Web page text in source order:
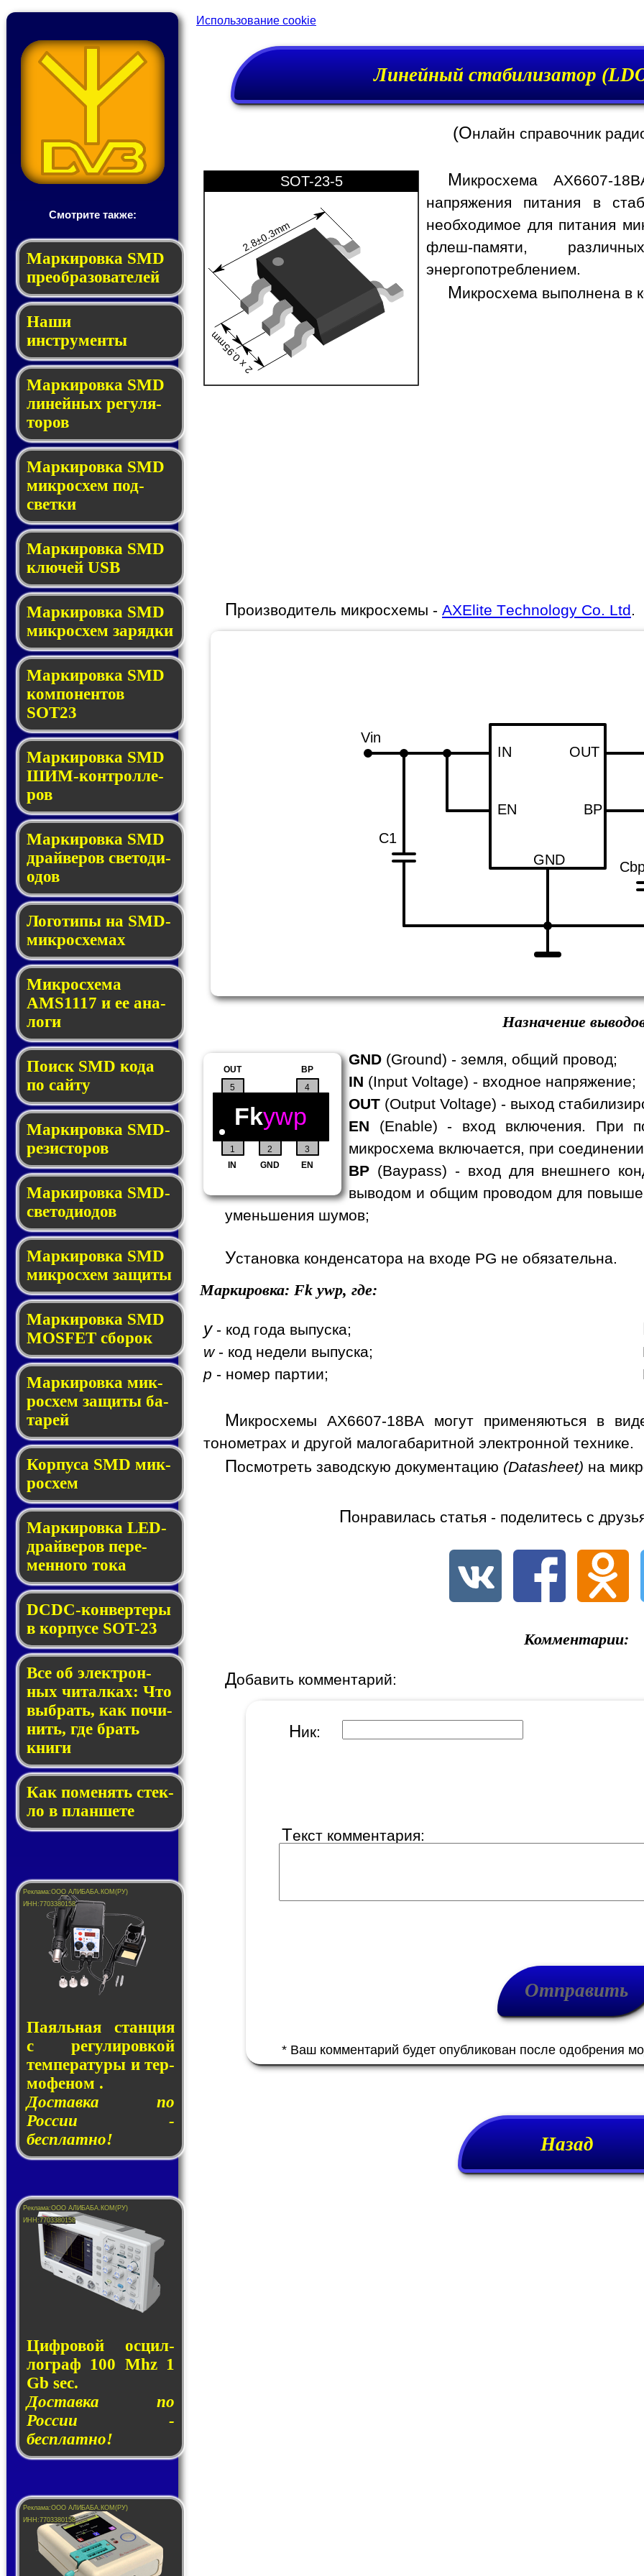
Смотрите также:
Мар­ки­ров­ка SMD
пре­об­ра­зо­ва­те­лей
Наши
инструменты
Маркировка SMD
ли­ней­ных ре­гу­ля­
то­ров
Маркировка SMD
мик­ро­схем под­
свет­ки
Маркировка SMD
клю­чей USB
Маркировка SMD
мик­рос­хем за­ряд­ки
Маркировка SMD
ком­по­нен­тов
SOT23
Маркировка SMD
ШИМ-кон­трол­ле­
ров
Маркировка SMD
драй­ве­ров све­то­ди­
о­дов
Логотипы на SMD-
мик­ро­схе­мах
Микросхема
AMS1117 и ее ана­
ло­ги
Поиск SMD ко­да
по сай­ту
Маркировка SMD-
ре­зис­то­ров
Маркировка SMD-
све­то­дио­дов
Мар­ки­ров­ка SMD
мик­рос­хем защиты
Мар­ки­ров­ка SMD
MOSFET сбо­рок
Мар­ки­ров­ка мик­
ро­схем за­щи­ты ба­
та­рей
Корпуса SMD мик­
ро­схем
Маркировка LED-
драй­ве­ров пе­ре­
мен­но­го то­ка
DCDC-кон­вер­те­ры
в кор­пу­се SOT-23
Все об элек­трон­
ных чи­тал­ках: Что
выб­рать, как по­чи­
нить, где брать
кни­ги
Как по­ме­нять стек­
ло в планшете
Паяльная стан­ция
с ре­гу­ли­ров­кой
тем­пе­ра­ту­ры и тер­
мо­фе­ном .
Доставка по
России -
бесплатно!
Циф­ро­вой ос­цил­
лог­раф 100 Mhz 1
Gb sec.
Доставка по
России -
бесплатно!
Использование cookie
Линейный стабилизатор
(Онлайн справочник
2.8±0.3mm
2 x 0.95mm
SOT-23-5 Микросхема AX6607-
напряжения питания в
необходимое для питания
флеш-памяти,
энергопотреблением.
Микросхема выполнена в
Производитель микросхемы - AXElite Technology Co. Ltd
IN OUT
GND
Vin
C1
EN BP
Назначение
1 2 3
4
IN GND EN
BP
5
OUT
Fkywp
GND (Ground) - земля, общий провод;
IN (Input Voltage) - входное напряжение;
OUT (Output Voltage) - выход
EN (Enable) - вход включения. При
микросхема включается, при
BP (Baypass) - вход для внешнего
выводом и общим проводом для
уменьшения шумов;
Установка конденсатора на входе PG не обязательна.
Маркировка: Fk ywp, где:
y- код года выпуска;
w- код недели выпуска;
p - номер партии;
Микросхемы AX6607-18BA могут применяються в
тонометрах и другой малогабаритной электронной технике.
Посмотреть заводскую документацию (Datasheet) на
Понравилась статья - поделитесь с
Комментарии:
Добавить комментарий:
Ник:
Текст комментария:
* Ваш комментарий будет опубликован после одобрения
Назад